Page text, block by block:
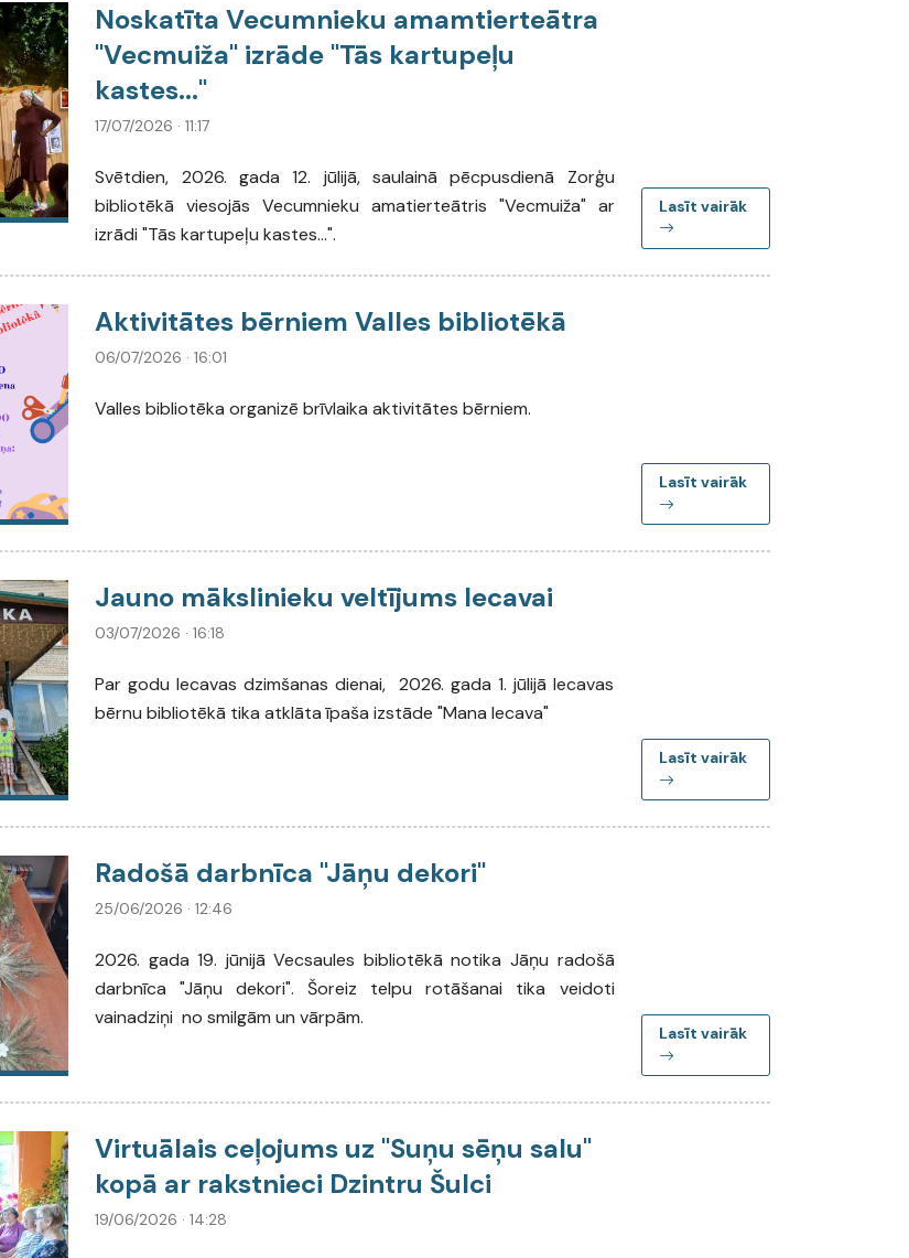
Noskatīta Vecumnieku amamtierteātra
"Vecmuiža" izrāde "Tās kartupeļu
kastes..."
17/07/2026 · 11:17
Svētdien, 2026. gada 12. jūlijā, saulainā pēcpusdienā Zorģu
bibliotēkā viesojās Vecumnieku amatierteātris "Vecmuiža" ar
izrādi "Tās kartupeļu kastes...".
Lasīt vairāk
Aktivitātes bērniem Valles bibliotēkā
06/07/2026 · 16:01
Valles bibliotēka organizē brīvlaika aktivitātes bērniem.
Lasīt vairāk
Jauno mākslinieku veltījums Iecavai
03/07/2026 · 16:18
Par godu Iecavas dzimšanas dienai, 2026. gada 1. jūlijā Iecavas
bērnu bibliotēkā tika atklāta īpaša izstāde "Mana Iecava"
Lasīt vairāk
Radošā darbnīca "Jāņu dekori"
25/06/2026 · 12:46
2026. gada 19. jūnijā Vecsaules bibliotēkā notika Jāņu radošā
darbnīca "Jāņu dekori". Šoreiz telpu rotāšanai tika veidoti
vainadziņi no smilgām un vārpām.
Lasīt vairāk
Virtuālais ceļojums uz "Suņu sēņu salu"
kopā ar rakstnieci Dzintru Šulci
19/06/2026 · 14:28